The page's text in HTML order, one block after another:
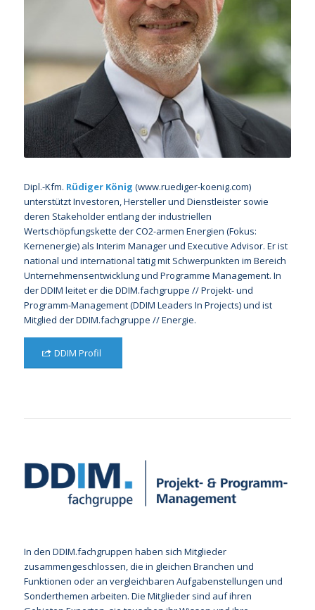
Dipl.-Kfm. Rüdiger König (www.ruediger-koenig.com)
unterstützt Investoren, Hersteller und Dienstleister sowie
deren Stakeholder entlang der industriellen
Wertschöpfungskette der CO2-armen Energien (Fokus:
Kernenergie) als Interim Manager und Executive Advisor. Er ist
national und international tätig mit Schwerpunkten im Bereich
Unternehmensentwicklung und Programme Management. In
der DDIM leitet er die DDIM.fachgruppe // Projekt- und
Programm-Management (DDIM Leaders In Projects) und ist
Mitglied der DDIM.fachgruppe // Energie.
DDIM Profil
In den DDIM.fachgruppen haben sich Mitglieder
zusammengeschlossen, die in gleichen Branchen und
Funktionen oder an vergleichbaren Aufgabenstellungen und
Sonderthemen arbeiten. Die Mitglieder sind auf ihren